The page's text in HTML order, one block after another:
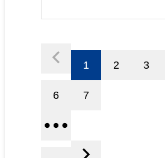
1 2 3
6 7